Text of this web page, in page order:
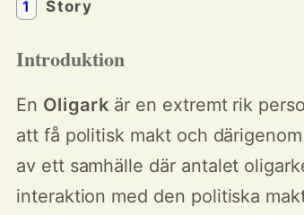
1 Story
Introduktion
En Oligark är en extremt rik
att få politisk makt och
av ett samhälle där antalet
interaktion med den politiska